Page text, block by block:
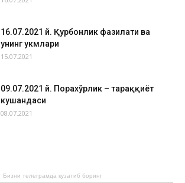
16.07.2021 й. Қурбонлик фазилати ва
унинг ҳукмлари
15.07.2021
09.07.2021 й. Порахўрлик – тараққиёт
кушандаси
08.07.2021
Бизни телеграмда кузатиб боринг